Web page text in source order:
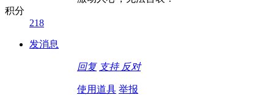
积分
218
发消息
回复 支持 反对
使用道具 举报